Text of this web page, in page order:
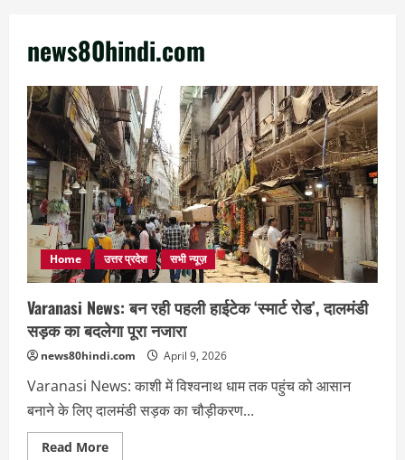
news80hindi.com
Home उत्तर प्रदेश सभी न्यूज़
Varanasi News: बन रही पहली हाईटेक ‘स्मार्ट रोड’, दालमंडी
सड़क का बदलेगा पूरा नजारा
news80hindi.com April 9, 2026
Varanasi News: काशी में विश्वनाथ धाम तक पहुंच को आसान
बनाने के लिए दालमंडी सड़क का चौड़ीकरण...
Read MoreRead